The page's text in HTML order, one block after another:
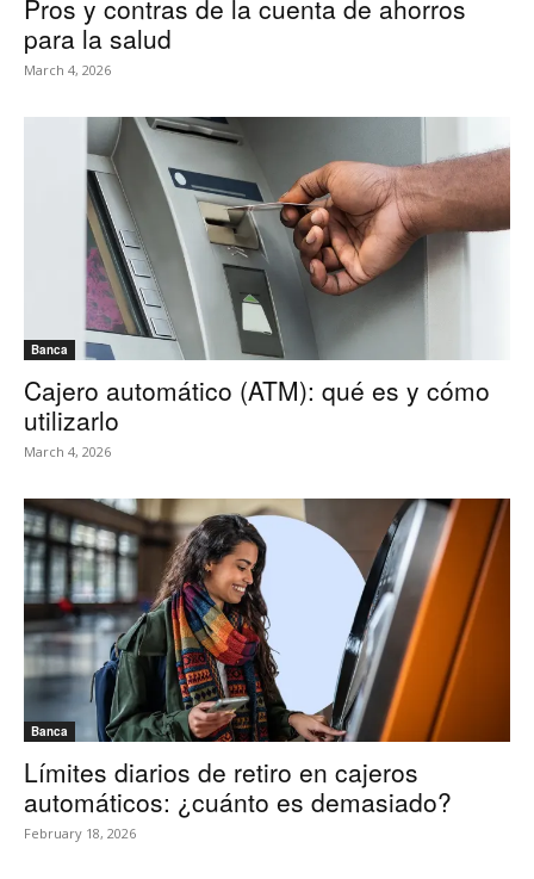
Pros y contras de la cuenta de ahorros
para la salud
March 4, 2026
Banca
Cajero automático (ATM): qué es y cómo
utilizarlo
March 4, 2026
Banca
Límites diarios de retiro en cajeros
automáticos: ¿cuánto es demasiado?
February 18, 2026